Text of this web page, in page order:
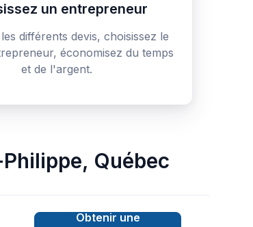
un entrepreneur
différents devis, choisissez le
économisez du temps
et de l'argent.
, Québec
Obtenir une